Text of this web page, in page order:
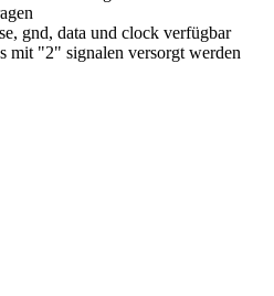
gnd, data und clock verfügbar
mit "2" signalen versorgt werden